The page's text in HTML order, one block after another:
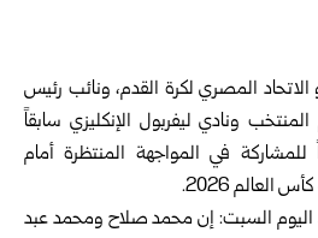
المصري لكرة القدم، ونائب رئيس
ونادي ليفربول الإنكليزي سابقاً
في المواجهة المنتظرة أمام
اليوم السبت: إن محمد صلاح ومحمد عبد